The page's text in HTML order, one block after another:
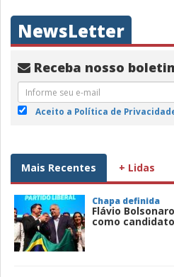
NewsLetter
Receba nosso
Aceito a Política de
Mais Recentes + Lidas
Chapa definida
Flávio
como